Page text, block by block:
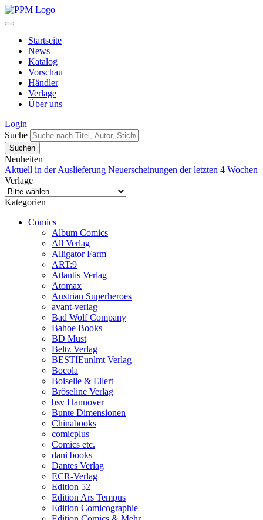
Startseite
News
Katalog
Vorschau
Händler
Verlage
Über uns
Login
Suche
Neuheiten
Aktuell in der Auslieferung Neuerscheinungen der letzten 4 Wochen
Verlage
Kategorien
Comics
Album Comics
All Verlag
Alligator Farm
ART:9
Atlantis Verlag
Atomax
Austrian Superheroes
avant-verlag
Bad Wolf Company
Bahoe Books
BD Must
Beltz Verlag
BESTIEunlmt Verlag
Bocola
Boiselle & Ellert
Bröseline Verlag
bsv Hannover
Bunte Dimensionen
Chinabooks
comicplus+
Comics etc.
dani books
Dantes Verlag
ECR-Verlag
Edition 52
Edition Ars Tempus
Edition Comicographie